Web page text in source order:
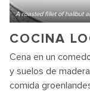
A roasted fillet of halibut
COCINA
Cena en un
y suelos de
comida